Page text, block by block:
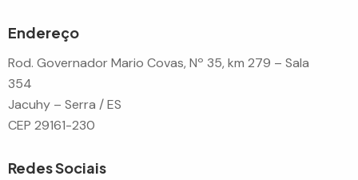
Endereço
Rod. Governador Mario Covas, Nº 35, km 279 – Sala
354
Jacuhy – Serra / ES
CEP 29161-230
Redes Sociais